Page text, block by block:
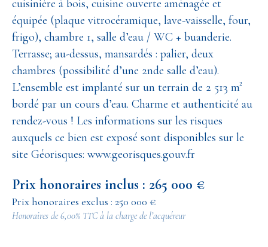
cuisinière à bois, cuisine ouverte aménagée et
équipée (plaque vitrocéramique, lave-vaisselle, four,
frigo), chambre 1, salle d’eau / WC + buanderie.
Terrasse; au-dessus, mansardés : palier, deux
chambres (possibilité d’une 2nde salle d’eau).
L’ensemble est implanté sur un terrain de 2 513 m²
bordé par un cours d’eau. Charme et authenticité au
rendez-vous ! Les informations sur les risques
auxquels ce bien est exposé sont disponibles sur le
site Géorisques: www.georisques.gouv.fr
Prix honoraires inclus : 265 000 €
Prix honoraires exclus : 250 000 €
Honoraires de 6,00% TTC à la charge de l’acquéreur